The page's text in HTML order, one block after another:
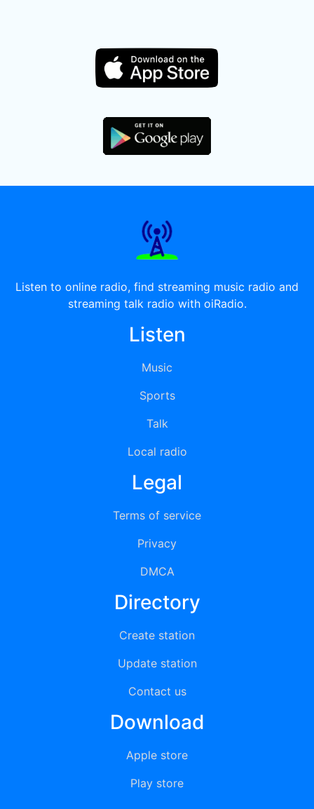
Listen to online radio, find streaming music radio and
streaming talk radio with oiRadio.
Listen
Music
Sports
Talk
Local radio
Legal
Terms of service
Privacy
DMCA
Directory
Create station
Update station
Contact us
Download
Apple store
Play store